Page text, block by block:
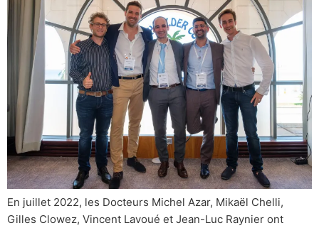
En juillet 2022, les Docteurs Michel Azar, Mikaël Chelli,
Gilles Clowez, Vincent Lavoué et Jean-Luc Raynier ont